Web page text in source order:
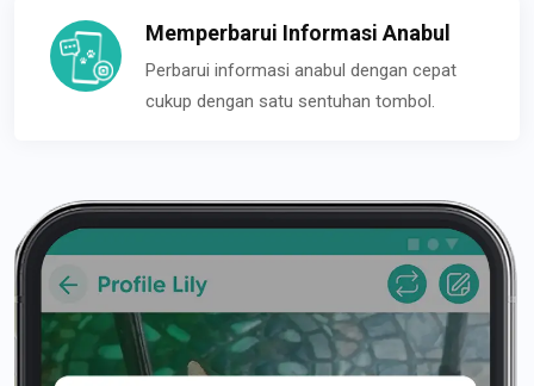
Memperbarui Informasi Anabul
Perbarui informasi anabul dengan cepat
cukup dengan satu sentuhan tombol.